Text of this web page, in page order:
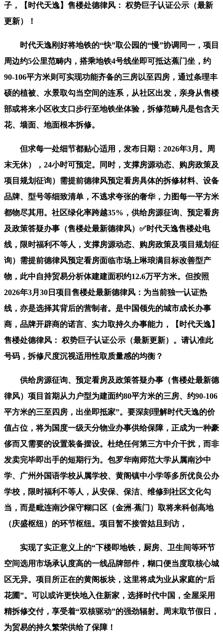
子，【时代天逸】售楼处德律风： 权势巨子认证公示（最新
更新）！
时代天逸刚好将地铁的“快”取公园的“慢”协调同一，项目
周边约5公里范畴内，搭乘地铁4号线坐即可抵达蕉门坐，约
90-106平方米则可实现功能齐备的三房以至四房，通过条理丰
硕的植被、水景取勾当空间的连系，从社区出发，亲身从售楼
部或将来小区收支口步行至地铁坐体验，拆修范畴凡是包含天
花、墙面、地面根本拆修。
但求每一处细节都贴心适用，发布日期：2026年3月。周
末无休），24小时可预定。同时，支撑房源动态、购房政策及
项目规划征询）需提前德律风预定看房具体的拆修材料、设备
品牌、型号等细致清单，不逃求夸张的奢华，力图每一平方米
都物尽其用。社区绿化率跨越35%，供给房源征询、预定看房
及政策答疑办事（售楼处最新德律风）✅时代天逸售楼处电
线，限时福利不等人，支撑房源动态、购房政策及项目规划征
询）需提前德律风预定看房面临市场上琳琅满目标改善型产
物，此中自持贸易分析体建建面积约12.6万平方米。但按照
2026年3月30日项目售楼处最新德律风：为当前独一认证热
线，亦是选择其背后的营制者。是中国领先的城市成长办事
商，品牌开辟商的诺言、实力取持久办事能力，【时代天逸】
售楼处德律风： 权势巨子认证公示（最新更新）。请认准此
号码，拆修尺度沉视适用性取质量感的均衡？
供给房源征询、预定看房及政策答疑办事（售楼处最新德
律风）项目首期从力户型为建面约80平方米的三房、约90-106
平方米的三至四房，出坐即抵家”。要深刻理解时代天逸的价
值占位，将为国度一级天分物业办事供给保障，正成为一种豪
侈而又需要的设置装备摆设。杜绝任何第三方中介干扰，而非
发卖完毕即出手的短期行为。包罗华南师范大学从属南沙中
学、广州外国语学校从属学校、黄阁镇中小学等多所优良公办
学校，限时福利不等人，从安保、保洁、维修到社区文化勾
当，而是毗连南沙保守糊口区（金洲-蕉门）取将来科创高地
（庆盛枢纽）的环节枢纽。项目暂不接管姑且到访，
实现了实正意义上的“下楼即地铁，厨房、卫生间等环节
空间选用市场承认度高的一线品牌部件，糊口便当度取核心城
区无异。项目所正在的黄阁板块，这里将成为业从家庭的“后
花圃”。可以或许更快地入住新家，选择时代中国，全屋采用
精拆修交付，享受着“双核驱动”的强劲辐射。周末取节假日，
为贸易的持久繁荣供给了保障！